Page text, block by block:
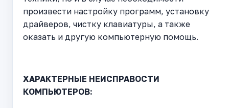
произвести настройку программ, установку
драйверов, чистку клавиатуры, а также
оказать и другую компьютерную помощь.
ХАРАКТЕРНЫЕ НЕИСПРАВОСТИ
КОМПЬЮТЕРОВ: